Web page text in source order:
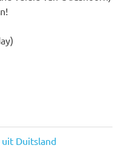
uit Duitsland